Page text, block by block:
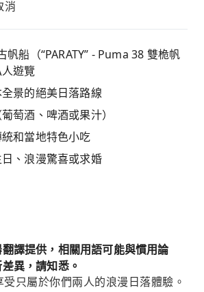
消
帆船（“PARATY” - Puma 38 雙桅帆
遊覽
景的絕美日落路線
萄酒、啤酒或果汁）
和當地特色小吃
、浪漫驚喜或求婚
譯提供，相關用語可能與慣用論
異，請知悉。
只屬於你們兩人的浪漫日落體驗。